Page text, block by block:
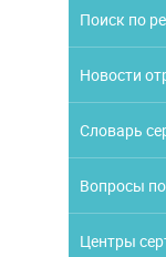
Поиск по
Новости
Словарь
Вопросы
Центры